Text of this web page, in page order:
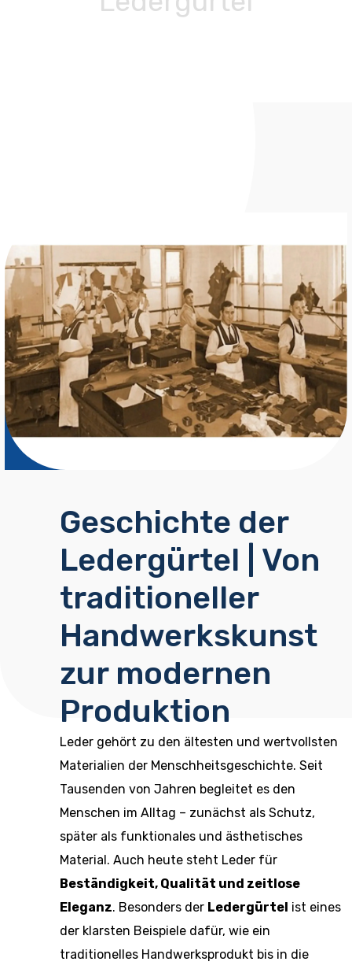
Geschichte der
Ledergürtel | Von
traditioneller
Handwerkskunst
zur modernen
Produktion
Leder gehört zu den ältesten und wertvollsten
Materialien der Menschheitsgeschichte. Seit
Tausenden von Jahren begleitet es den
Menschen im Alltag – zunächst als Schutz,
später als funktionales und ästhetisches
Material. Auch heute steht Leder für
Beständigkeit, Qualität und zeitlose
Eleganz. Besonders der Ledergürtel ist eines
der klarsten Beispiele dafür, wie ein
traditionelles Handwerksprodukt bis in die